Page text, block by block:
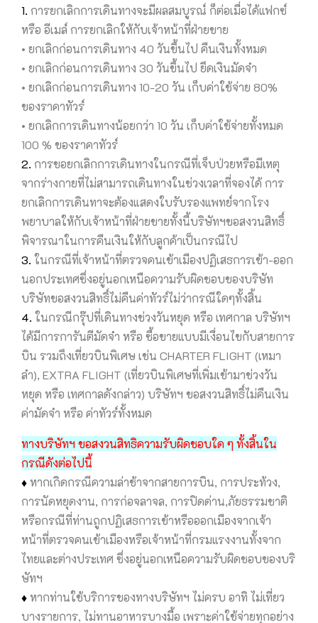
1. การยกเลิกการเดินทางจะมีผลสมบูรณ์ ก็ต่อเมื่อได้แฟกซ์
หรือ อีเมล์ การยกเลิกให้กับเจ้าหน้าที่ฝ่ายขาย
• ยกเลิกก่อนการเดินทาง 40 วันขึ้นไป คืนเงินทั้งหมด
• ยกเลิกก่อนการเดินทาง 30 วันขึ้นไป ยึดเงินมัดจำ
• ยกเลิกก่อนการเดินทาง 10-20 วัน เก็บค่าใช้จ่าย 80%
ของราคาทัวร์
• ยกเลิกการเดินทางน้อยกว่า 10 วัน เก็บค่าใช้จ่ายทั้งหมด
100 % ของราคาทัวร์
2. การขอยกเลิกการเดินทางในกรณีที่เจ็บป่วยหรือมีเหตุ
จากร่างกายที่ไม่สามารถเดินทางในช่วงเวลาที่จองได้ การ
ยกเลิกการเดินทาจะต้องแสดงใบรับรองแพทย์จากโรง
พยาบาลให้กับเจ้าหน้าที่ฝ่ายขายทั้งนี้บริษัทฯขอสงวนสิทธิ์
พิจารณาในการคืนเงินให้กับลูกค้าเป็นกรณีไป
3. ในกรณีที่เจ้าหน้าที่ตรวจคนเข้าเมืองปฏิเสธการเข้า-ออก
นอกประเทศซึ่งอยู่นอกเหนือความรับผิดชอบของบริษัท
บริษัทขอสงวนสิทธิ์ไม่คืนค่าทัวร์ไม่ว่ากรณีใดๆทั้งสิ้น
4. ในกรณีกรุ๊ปที่เดินทางช่วงวันหยุด หรือ เทศกาล บริษัทฯ
ได้มีการการันตีมัดจำ หรือ ซื้อขายแบบมีเงื่อนไขกับสายการ
บิน รวมถึงเที่ยวบินพิเศษ เช่น CHARTER FLIGHT (เหมา
ลำ), EXTRA FLIGHT (เที่ยวบินพิเศษที่เพิ่มเข้ามาช่วงวัน
หยุด หรือ เทศกาลดังกล่าว) บริษัทฯ ขอสงวนสิทธิ์ไม่คืนเงิน
ค่ามัดจำ หรือ ค่าทัวร์ทั้งหมด
ทางบริษัทฯ ขอสงวนสิทธิความรับผิดชอบใด ๆ ทั้งสิ้นใน
กรณีดังต่อไปนี้
♦หากเกิดกรณีความล่าช้าจากสายการบิน, การประท้วง,
การนัดหยุดงาน, การก่อจลาจล, การปิดด่าน,ภัยธรรมชาติ
หรือกรณีที่ท่านถูกปฏิเสธการเข้าหรือออกเมืองจากเจ้า
หน้าที่ตรวจคนเข้าเมืองหรือเจ้าหน้าที่กรมแรงงานทั้งจาก
ไทยและต่างประเทศ ซึ่งอยู่นอกเหนือความรับผิดชอบของบริ
ษัทฯ
♦หากท่านใช้บริการของทางบริษัทฯ ไม่ครบ อาทิ ไม่เที่ยว
บางรายการ, ไม่ทานอาหารบางมื้อ เพราะค่าใช้จ่ายทุกอย่าง